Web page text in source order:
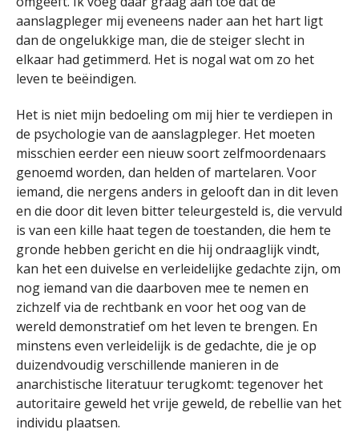
aanslagpleger mij eveneens nader aan het hart ligt
dan de ongelukkige man, die de steiger slecht in
elkaar had getimmerd. Het is nogal wat om zo het
leven te beëindigen.
Het is niet mijn bedoeling om mij hier te verdiepen in
de psychologie van de aanslagpleger. Het moeten
misschien eerder een nieuw soort zelfmoordenaars
genoemd worden, dan helden of martelaren. Voor
iemand, die nergens anders in gelooft dan in dit leven
en die door dit leven bitter teleurgesteld is, die vervuld
is van een kille haat tegen de toestanden, die hem te
gronde hebben gericht en die hij ondraaglijk vindt,
kan het een duivelse en verleidelijke gedachte zijn, om
nog iemand van die daarboven mee te nemen en
zichzelf via de rechtbank en voor het oog van de
wereld demonstratief om het leven te brengen. En
minstens even verleidelijk is de gedachte, die je op
duizendvoudig verschillende manieren in de
anarchistische literatuur terugkomt: tegenover het
autoritaire geweld het vrije geweld, de rebellie van het
individu plaatsen.